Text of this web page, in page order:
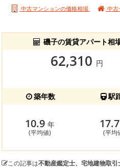
中古マンションの価格相場 中古
磯子の賃貸アパート相
62,310 円
築年数 駅
10.9 年
(平均値)
17.7
(平均
この記事は不動産鑑定士、宅地建物取